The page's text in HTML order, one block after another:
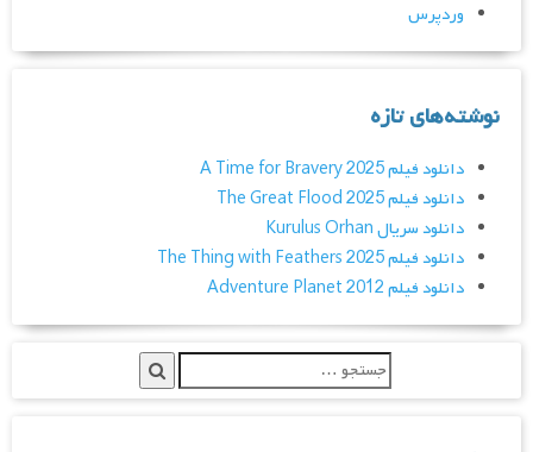
وردپرس
نوشته‌های تازه
دانلود فیلم A Time for Bravery 2025
دانلود فیلم The Great Flood 2025
دانلود سریال Kurulus Orhan
دانلود فیلم The Thing with Feathers 2025
دانلود فیلم Adventure Planet 2012